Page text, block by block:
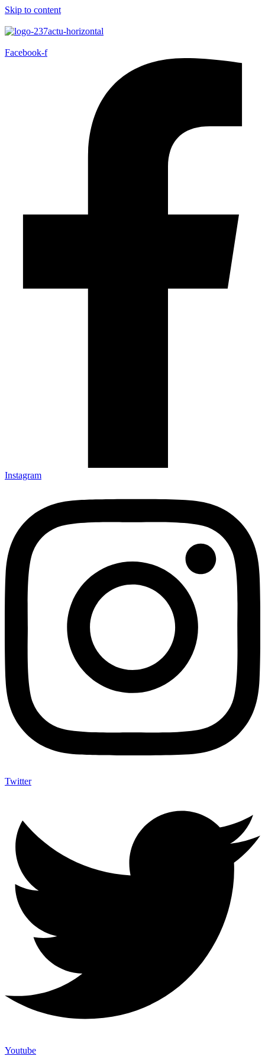
Skip to content
Facebook-f
Instagram
Twitter
Youtube